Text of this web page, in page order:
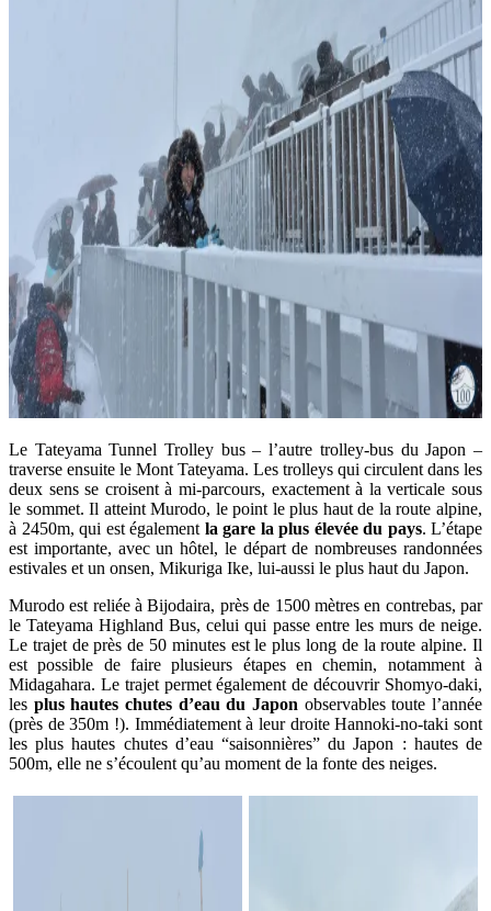
Le Tateyama Tunnel Trolley bus – l’autre trolley-bus du Japon –
traverse ensuite le Mont Tateyama. Les trolleys qui circulent dans les
deux sens se croisent à mi-parcours, exactement à la verticale sous
le sommet. Il atteint Murodo, le point le plus haut de la route alpine,
à 2450m, qui est également la gare la plus élevée du pays. L’étape
est importante, avec un hôtel, le départ de nombreuses randonnées
estivales et un onsen, Mikuriga Ike, lui-aussi le plus haut du Japon.
Murodo est reliée à Bijodaira, près de 1500 mètres en contrebas, par
le Tateyama Highland Bus, celui qui passe entre les murs de neige.
Le trajet de près de 50 minutes est le plus long de la route alpine. Il
est possible de faire plusieurs étapes en chemin, notamment à
Midagahara. Le trajet permet également de découvrir Shomyo-daki,
les plus hautes chutes d’eau du Japon observables toute l’année
(près de 350m !). Immédiatement à leur droite Hannoki-no-taki sont
les plus hautes chutes d’eau “saisonnières” du Japon : hautes de
500m, elle ne s’écoulent qu’au moment de la fonte des neiges.